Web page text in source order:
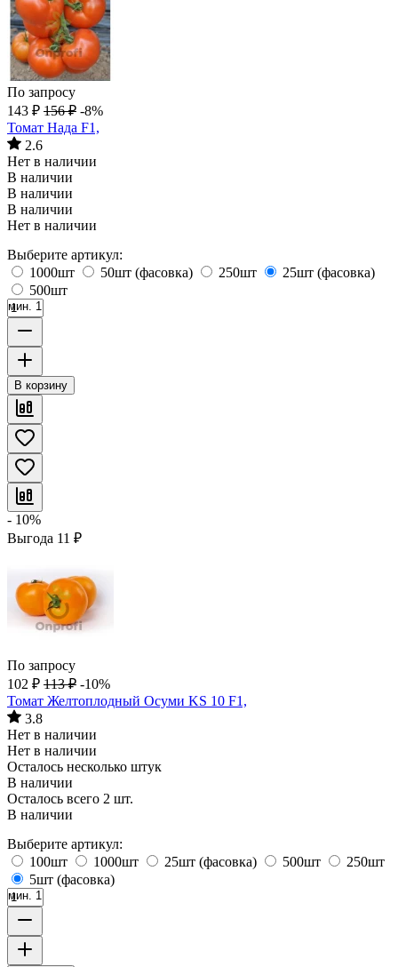
По запросу
143 ₽ 156 ₽ -8%
Томат Нада F1,
2.6
Нет в наличии
В наличии
В наличии
В наличии
Нет в наличии
Выберите артикул:
1000шт
50шт (фасовка) 250шт
25шт (фасовка)
500шт
мин. 1
В корзину
- 10%
Выгода 11 ₽
По запросу
102 ₽ 113 ₽ -10%
Томат Желтоплодный Осуми KS 10 F1,
3.8
Нет в наличии
Нет в наличии
Осталось несколько штук
В наличии
Осталось всего 2 шт.
В наличии
Выберите артикул:
100шт
1000шт 25шт (фасовка) 500шт
250шт
5шт (фасовка)
мин. 1